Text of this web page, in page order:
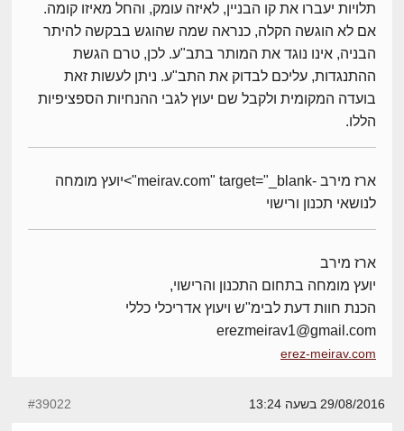
תלויות יעברו את קו הבניין, לאיזה עומק, והחל מאיזו קומה.
אם לא הוגשה הקלה, כנראה שמה שהוגש בבקשה להיתר
הבניה, אינו נוגד את המותר בתב"ע. לכן, טרם הגשת
ההתנגדות, עליכם לבדוק את התב"ע. ניתן לעשות זאת
בועדה המקומית ולקבל שם יעוץ לגבי ההנחיות הספציפיות
הללו.
ארז מירב -meirav.com" target="_blank">יועץ מומחה
לנושאי תכנון ורישוי
ארז מירב
יועץ מומחה בתחום התכנון והרישוי,
הכנת חוות דעת לבימ"ש ויעוץ אדריכלי כללי
erezmeirav1@gmail.com
erez-meirav.com
29/08/2016 בשעה 13:24 #39022